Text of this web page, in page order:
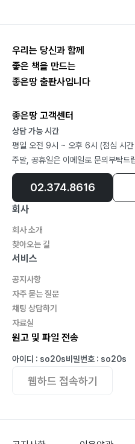
우리는 당신과 함께
좋은 책을 만드는
좋은땅 출판사입니다
좋은땅 고객센터
상담 가능 시간
평일 오전 9시 ~ 오후 6시 (점심 시
주말, 공휴일은 이메일로 문의부탁드
02.374.8616
회사
회사 소개
찾아오는 길
서비스
공지사항
자주 묻는 질문
채팅 상담하기
자료실
원고 및 파일 전송
아이디 : so20s비밀번호 : so20s
웹하드 접속하기